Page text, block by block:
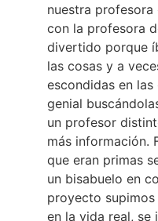
nuestra
con la profesora
divertido porque
las cosas y a
escondidas en
genial
un profesor
más información.
que eran primas
un bisabuelo en
proyecto
en la vida real, se